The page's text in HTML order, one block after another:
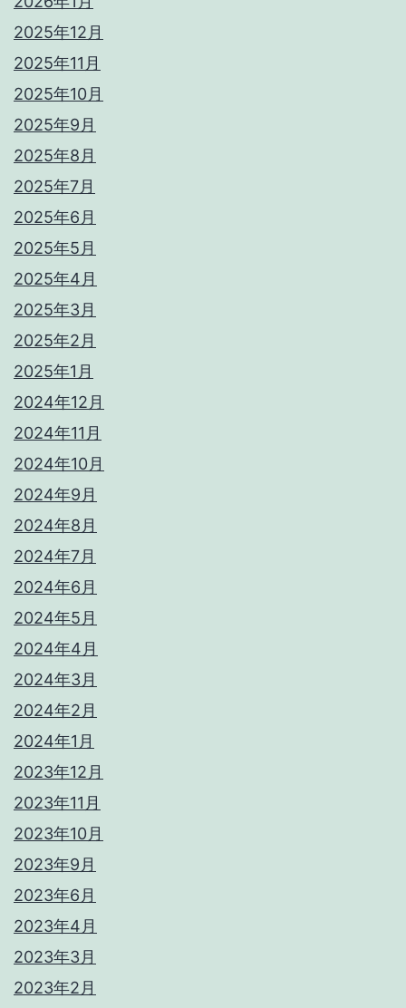
2025年12月
2025年11月
2025年10月
2025年9月
2025年8月
2025年7月
2025年6月
2025年5月
2025年4月
2025年3月
2025年2月
2025年1月
2024年12月
2024年11月
2024年10月
2024年9月
2024年8月
2024年7月
2024年6月
2024年5月
2024年4月
2024年3月
2024年2月
2024年1月
2023年12月
2023年11月
2023年10月
2023年9月
2023年6月
2023年4月
2023年3月
2023年2月